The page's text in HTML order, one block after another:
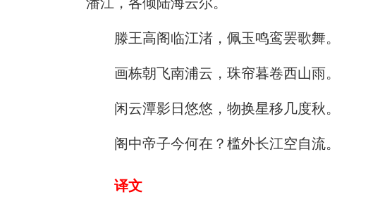
滕王高阁临江渚，佩玉鸣鸾罢歌舞。
画栋朝飞南浦云，珠帘暮卷西山雨。
闲云潭影日悠悠，物换星移几度秋。
阁中帝子今何在？槛外长江空自流。
译文